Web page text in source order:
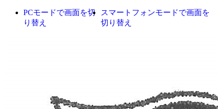
PCモードで画面を切
り替え
スマートフォンモードで画面を
切り替え